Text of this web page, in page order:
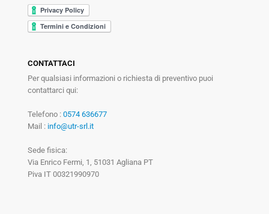
CONTATTACI
Per qualsiasi informazioni o richiesta di preventivo puoi
contattarci qui:
Telefono : 0574 636677
Mail : info@utr-srl.it
Sede fisica:
Via Enrico Fermi, 1, 51031 Agliana PT
Piva IT 00321990970